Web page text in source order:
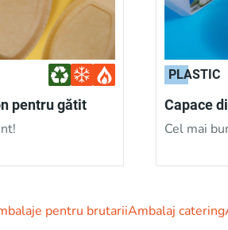
pentru gătit
PLASTIC
Capace
Cel mai
pentru brutariiAmbalaj catering